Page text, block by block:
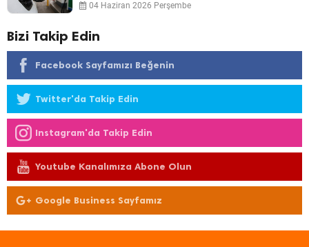
04 Haziran 2026 Perşembe
Bizi Takip Edin
Facebook Sayfamızı Beğenin
Twitter'da Takip Edin
Instagram'da Takip Edin
Youtube Kanalımıza Abone Olun
Google Business Sayfamız